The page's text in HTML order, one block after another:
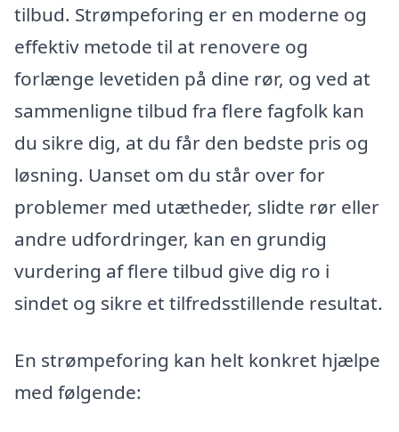
tilbud. Strømpeforing er en moderne og
effektiv metode til at renovere og
forlænge levetiden på dine rør, og ved at
sammenligne tilbud fra flere fagfolk kan
du sikre dig, at du får den bedste pris og
løsning. Uanset om du står over for
problemer med utætheder, slidte rør eller
andre udfordringer, kan en grundig
vurdering af flere tilbud give dig ro i
sindet og sikre et tilfredsstillende resultat.
En strømpeforing kan helt konkret hjælpe
med følgende: